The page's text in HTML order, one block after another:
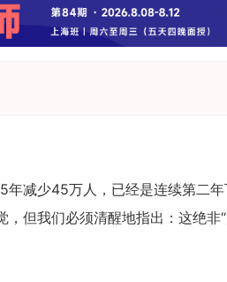
减少45万人，已经是连续第二
但我们必须清醒地指出：这绝非“